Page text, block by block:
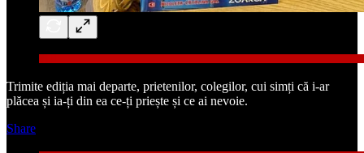
Trimite ediția mai departe, prietenilor, colegilor, cui simți că i-ar
plăcea și ia-ți din ea ce-ți priește și ce ai nevoie.
Share